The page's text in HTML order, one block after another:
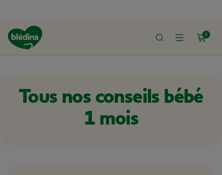
0
DÉVELOPPEMENT ET SANTÉ DE BÉBÉ
Tous nos conseils bébé
1 mois